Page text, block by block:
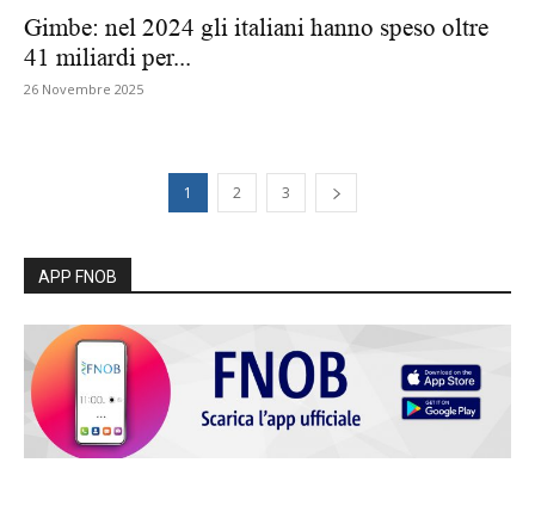
Gimbe: nel 2024 gli italiani hanno speso oltre
41 miliardi per...
26 Novembre 2025
1 2 3
APP FNOB